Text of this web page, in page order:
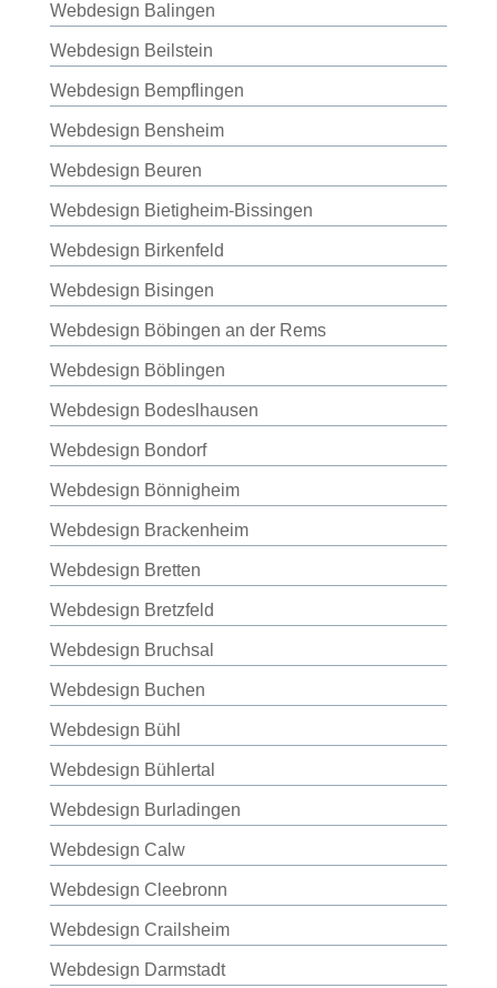
Webdesign Balingen
Webdesign Beilstein
Webdesign Bempflingen
Webdesign Bensheim
Webdesign Beuren
Webdesign Bietigheim-Bissingen
Webdesign Birkenfeld
Webdesign Bisingen
Webdesign Böbingen an der Rems
Webdesign Böblingen
Webdesign Bodeslhausen
Webdesign Bondorf
Webdesign Bönnigheim
Webdesign Brackenheim
Webdesign Bretten
Webdesign Bretzfeld
Webdesign Bruchsal
Webdesign Buchen
Webdesign Bühl
Webdesign Bühlertal
Webdesign Burladingen
Webdesign Calw
Webdesign Cleebronn
Webdesign Crailsheim
Webdesign Darmstadt